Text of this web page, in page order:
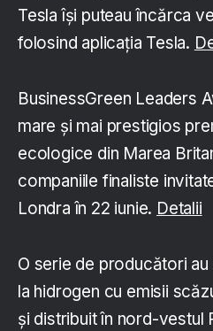
Tesla își puteau încărca
folosind aplicația Tesla.
BusinessGreen Leaders
mare și mai prestigios
ecologice din Marea
companiile finaliste
Londra în 22 iunie. Detalii
O serie de producători
la hidrogen cu emisii
și distribuit în nord-vestul